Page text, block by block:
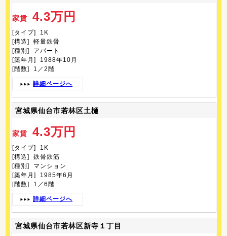
家賃4.3万円
[タイプ] 1K
[構造] 軽量鉄骨
[種別] アパート
[築年月] 1988年10月
[階数] 1／2階
詳細ページへ
宮城県仙台市若林区土樋
家賃4.3万円
[タイプ] 1K
[構造] 鉄骨鉄筋
[種別] マンション
[築年月] 1985年6月
[階数] 1／6階
詳細ページへ
宮城県仙台市若林区新寺１丁目